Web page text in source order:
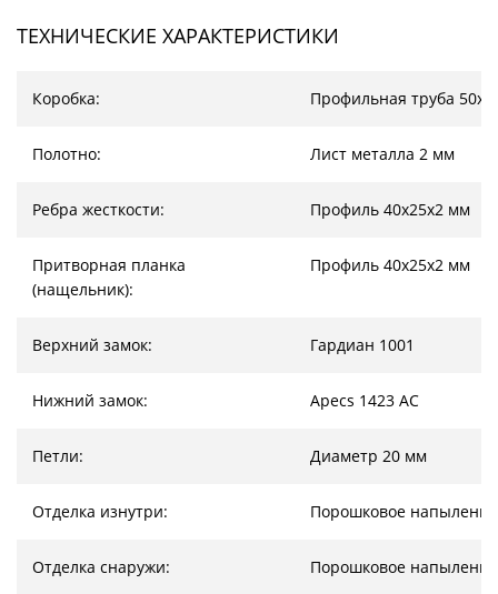
ТЕХНИЧЕСКИЕ ХАРАКТЕРИСТИКИ
Коробка: Профильная труба
Полотно: Лист металла 2 мм
Ребра жесткости: Профиль 40х25х2 мм
Притворная планка
(нащельник):
Профиль 40х25х2 мм
Верхний замок: Гардиан 1001
Нижний замок: Apecs 1423 AC
Петли: Диаметр 20 мм
Отделка изнутри: Порошковое напыление
Отделка снаружи: Порошковое напыление